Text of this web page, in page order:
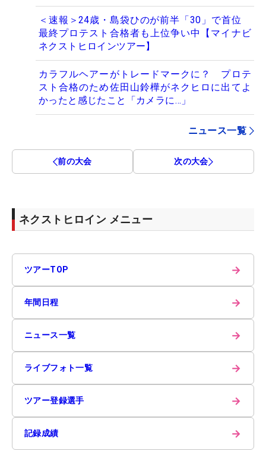
＜速報＞24歳・島袋ひのが前半「30」で首位
最終プロテスト合格者も上位争い中【マイナビ
ネクストヒロインツアー】
カラフルヘアーがトレードマークに？ プロテ
スト合格のため佐田山鈴樺がネクヒロに出てよ
かったと感じたこと「カメラに…」
ニュース一覧
前の大会 次の大会
ネクストヒロイン メニュー
ツアーTOP →
年間日程 →
ニュース一覧 →
ライブフォト一覧 →
ツアー登録選手 →
記録成績 →